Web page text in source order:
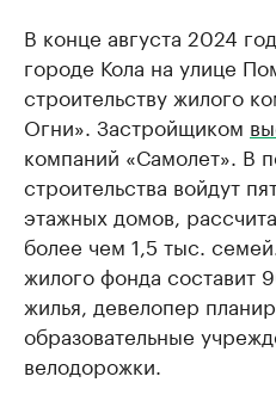
В конце августа 2024
городе Кола на улице
строительству жилого
Огни». Застройщиком
компаний «Самолет». В
строительства войдут
этажных домов,
более чем 1,5 тыс.
жилого фонда составит
жилья, девелопер
образовательные
велодорожки.